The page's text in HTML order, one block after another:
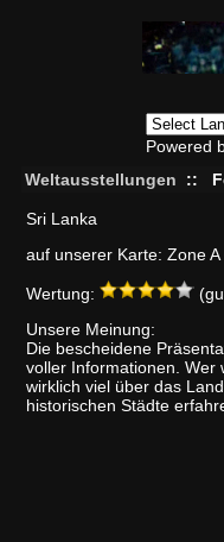
Powered
Weltausstellungen
::
Sri Lanka
auf unserer Karte: Zone
Wertung:
Unsere Meinung:
Die bescheidene
voller Informationen. Wer
wirklich viel über das
historischen Städte